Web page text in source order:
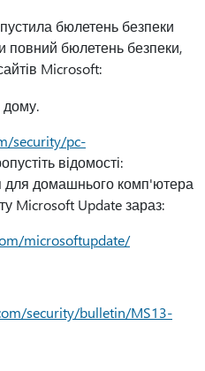
бюлетень безпеки
повний бюлетень безпеки,
Microsoft:
дому.
security/pc-
відомості:
для домашнього комп'ютера
Microsoft Update зараз:
microsoftupdate/
security/bulletin/MS13-